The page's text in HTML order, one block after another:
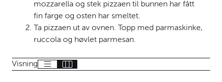
mozzarella og stek pizzaen til bunnen har fått
fin farge og osten har smeltet.
Ta pizzaen ut av ovnen. Topp med parmaskinke,
ruccola og høvlet parmesan.
Visning